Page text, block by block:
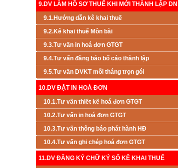
9.DV LÀM HỒ SƠ THUẾ KHI MỚI THÀNH LẬP DN
9.1.Hướng dẫn kê khai thuế
9.2.Kê khai thuế Môn bài
9.3.Tư vấn in hoá đơn GTGT
9.4.Tư vấn đăng báo bố cáo thành lập
9.5.Tư vấn DVKT mỗi tháng trọn gói
10.DV ĐẶT IN HOÁ ĐƠN
10.1.Tư vấn thiết kế hoá đơn GTGT
10.2.Tư vấn in hoá đơn GTGT
10.3.Tư vấn thông báo phát hành HĐ
10.4.Tư vấn ghi chép hoá đơn GTGT
11.DV ĐĂNG KÝ CHỮ KÝ SỐ KÊ KHAI THUẾ